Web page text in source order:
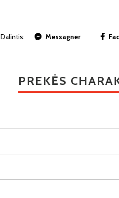
Dalintis: Messagner
PREKĖS